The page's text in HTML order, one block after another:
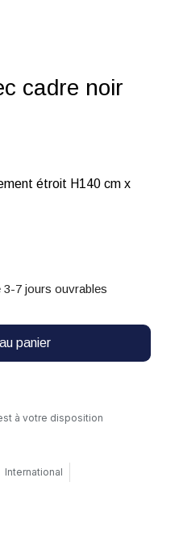
cadre noir
étroit H140 cm x
3-7 jours ouvrables
panier
à votre disposition
International